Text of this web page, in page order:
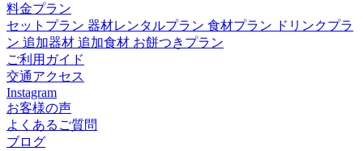
料金プラン
セットプラン 器材レンタルプラン 食材プラン ドリンクプラ
ン 追加器材 追加食材 お餅つきプラン
ご利用ガイド
交通アクセス
Instagram
お客様の声
よくあるご質問
ブログ